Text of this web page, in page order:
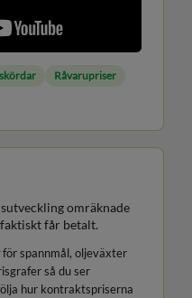
Råvarupriser
omräknade
får betalt.
för spannmål, oljeväxter
så du ser
hur kontraktspriserna